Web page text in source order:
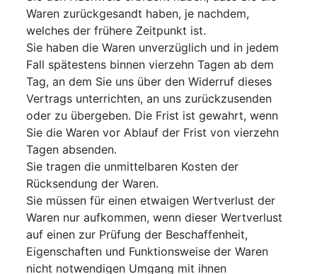
Waren zurückgesandt haben, je nachdem,
welches der frühere Zeitpunkt ist.
Sie haben die Waren unverzüglich und in jedem
Fall spätestens binnen vierzehn Tagen ab dem
Tag, an dem Sie uns über den Widerruf dieses
Vertrags unterrichten, an uns zurückzusenden
oder zu übergeben. Die Frist ist gewahrt, wenn
Sie die Waren vor Ablauf der Frist von vierzehn
Tagen absenden.
Sie tragen die unmittelbaren Kosten der
Rücksendung der Waren.
Sie müssen für einen etwaigen Wertverlust der
Waren nur aufkommen, wenn dieser Wertverlust
auf einen zur Prüfung der Beschaffenheit,
Eigenschaften und Funktionsweise der Waren
nicht notwendigen Umgang mit ihnen